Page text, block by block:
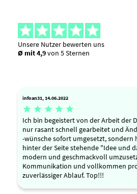
Unsere Nutzer bewerten uns
Ø mit 4,9von 5 Sternen
infoan31, 14.06.2022
    
Ich bin begeistert von der Arbeit der
nur rasant schnell gearbeitet und
-wünsche sofort umgesetzt, sondern
hinter der Seite stehende "Idee und
modern und geschmackvoll
Kommunikation und vollkommen
zuverlässiger Ablauf. Top!!!